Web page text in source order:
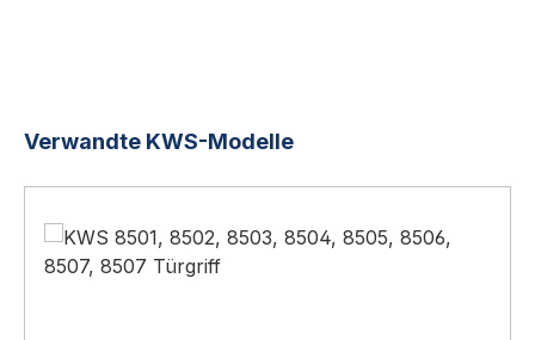
Produktgalerie überspringen
Verwandte KWS-Modelle